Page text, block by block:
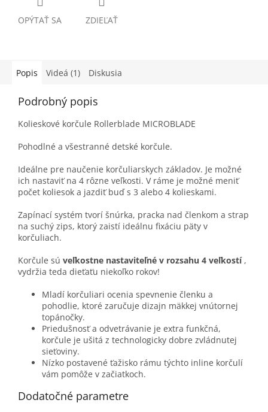
OPÝTAŤ SA ZDIEĽAŤ
Popis Videá (1) Diskusia
Podrobný popis
Kolieskové korčule Rollerblade MICROBLADE
Pohodlné a všestranné detské korčule.
Ideálne pre naučenie korčuliarskych základov. Je možné
ich nastaviť na 4 rôzne veľkosti. V ráme je možné meniť
počet koliesok a jazdiť buď s 3 alebo 4 kolieskami.
Zapínací systém tvorí šnúrka, pracka nad členkom a strap
na suchý zips, ktorý zaistí ideálnu fixáciu päty v
korčuliach.
Korčule sú veľkostne nastaviteľné v rozsahu 4 veľkostí ,
vydržia teda dieťaťu niekoľko rokov!
Mladí korčuliari ocenia spevnenie členku a
pohodlie, ktoré zaručuje dizajn mäkkej vnútornej
topánočky.
Priedušnosť a odvetrávanie je extra funkčná,
korčule je ušitá z technologicky dobre zvládnutej
sieťoviny.
Nízko postavené ťažisko rámu týchto inline korčulí
vám pomôže v začiatkoch.
Dodatočné parametre